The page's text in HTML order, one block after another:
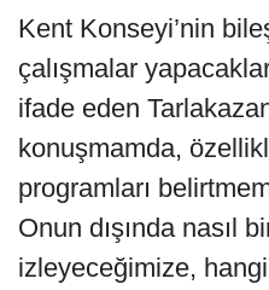
Kent Konseyi’nin
çalışmalar
ifade eden
konuşmamda,
programları
Onun dışında nasıl
izleyeceğimize,